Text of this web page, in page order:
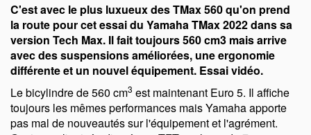
C'est avec le plus luxueux des TMax 560 qu'on prend
la route pour cet essai du Yamaha TMax 2022 dans sa
version Tech Max. Il fait toujours 560 cm3 mais arrive
avec des suspensions améliorées, une ergonomie
différente et un nouvel équipement. Essai vidéo.
Le bicylindre de 560 cm3 est maintenant Euro 5. Il affiche
toujours les mêmes performances mais Yamaha apporte
pas mal de nouveautés sur l'équipement et l'agrément.